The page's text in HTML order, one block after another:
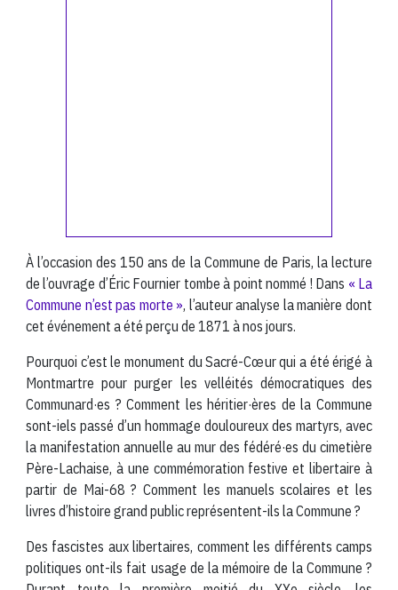
À l’occasion des 150 ans de la Commune de Paris, la lecture
de l’ouvrage d’Éric Fournier tombe à point nommé ! Dans « La
Commune n’est pas morte », l’auteur analyse la manière dont
cet événement a été perçu de 1871 à nos jours.
Pourquoi c’est le monument du Sacré-Cœur qui a été érigé à
Montmartre pour purger les velléités démocratiques des
Communard·es ? Comment les héritier·ères de la Commune
sont-iels passé d’un hommage douloureux des martyrs, avec
la manifestation annuelle au mur des fédéré·es du cimetière
Père-Lachaise, à une commémoration festive et libertaire à
partir de Mai-68 ? Comment les manuels scolaires et les
livres d’histoire grand public représentent-ils la Commune ?
Des fascistes aux libertaires, comment les différents camps
politiques ont-ils fait usage de la mémoire de la Commune ?